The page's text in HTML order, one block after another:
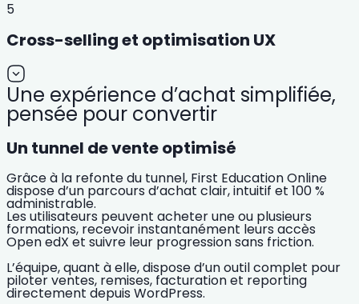
5
Cross-selling et optimisation UX
Une expérience d’achat simplifiée,
pensée pour convertir
Un tunnel de vente optimisé
Grâce à la refonte du tunnel, First Education Online
dispose d’un parcours d’achat clair, intuitif et 100 %
administrable.
Les utilisateurs peuvent acheter une ou plusieurs
formations, recevoir instantanément leurs accès
Open edX et suivre leur progression sans friction.
L’équipe, quant à elle, dispose d’un outil complet pour
piloter ventes, remises, facturation et reporting
directement depuis WordPress.